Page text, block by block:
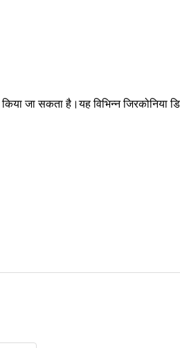
जा सकता है।यह विभिन्न जिरकोनिया